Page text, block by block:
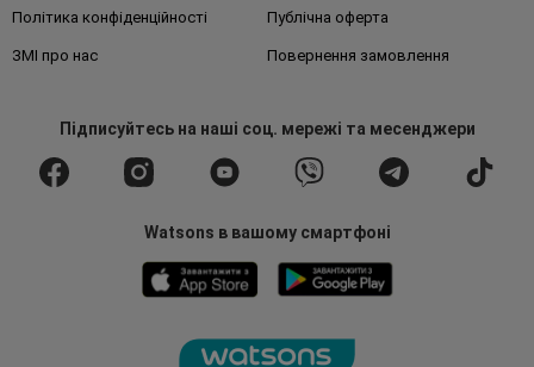
Політика конфіденційності Публічна оферта
ЗМІ про нас Повернення замовлення
Підписуйтесьна наші соц. мережі та месенджери
Watsons в вашому смартфоні